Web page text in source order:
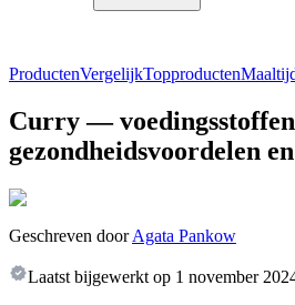
ProductenVergelijkTopproducten
Curry —
gezondheidsvoordelen
Geschreven door Agata Pankow
Laatst bijgewerkt op 1 november